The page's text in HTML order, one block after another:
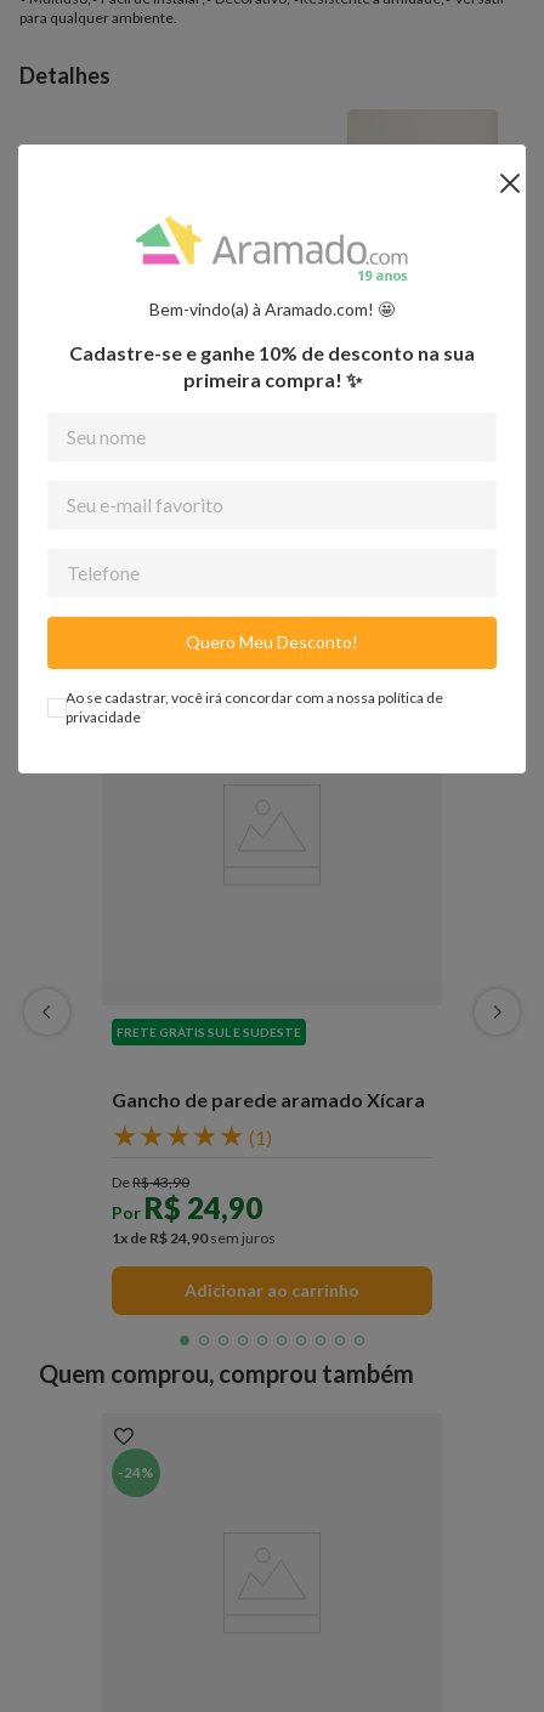
Bem-vindo(a) à Aramado.com! 🤩
Cadastre-se e ganhe 10% de desconto na sua
primeira compra! ✨
Quero Meu Desconto!
Ao se cadastrar, você irá concordar com a nossapolítica de
privacidade
para qualquer ambiente.
Detalhes
Ambientes recomendados para uso
• Hall de entrada;• Sala de estar;• Sala de jantar;• Cozinha;• Quarto;•
Banheiro;• Escritório;• Home office.
- Os objetos que ambientam as fotos não acompanham o produto.
Confira outroproduto semelhante
Quem viu, viu também
-43%
FRETE GRÁTIS SUL E SUDESTE
Gancho de parede aramado Xícara
★★★★★ (1 )
DeR$43,90
Por R$ 24,90
1x de R$ 24 90sem juros
Adicionar ao carrinho
Quem comprou, comprou também
-24%